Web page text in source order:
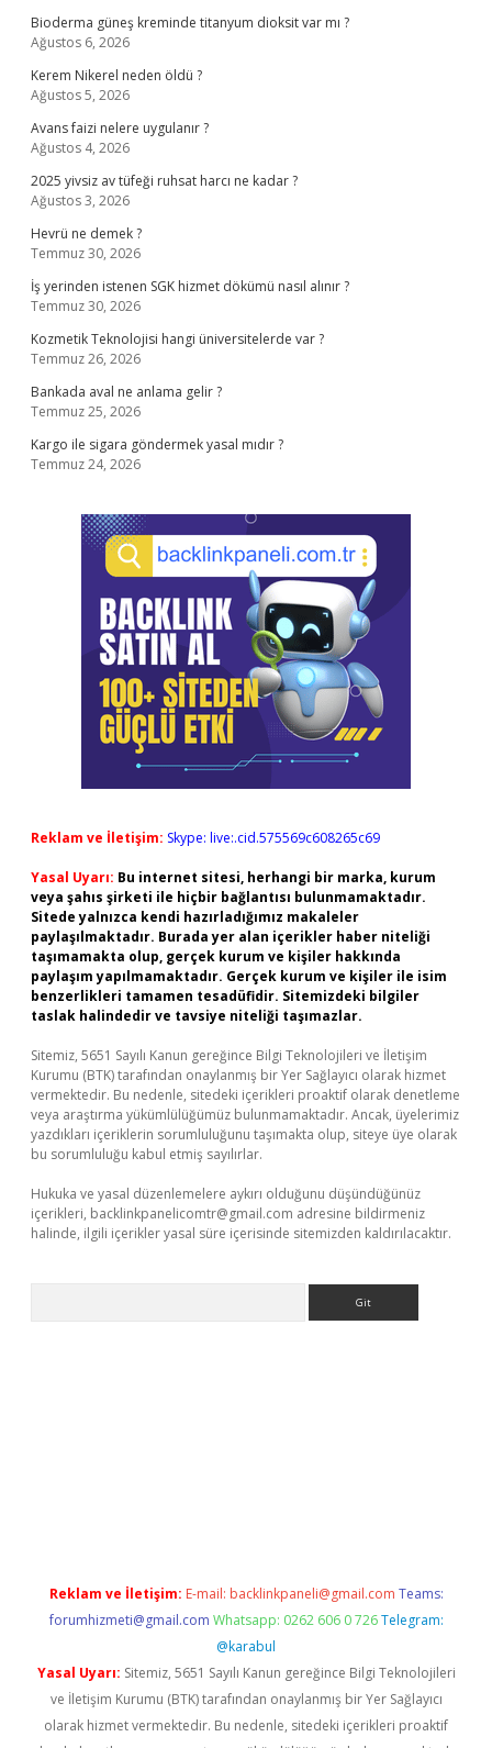
Bioderma güneş kreminde titanyum dioksit var mı ?
Ağustos 6, 2026
Kerem Nikerel neden öldü ?
Ağustos 5, 2026
Avans faizi nelere uygulanır ?
Ağustos 4, 2026
2025 yivsiz av tüfeği ruhsat harcı ne kadar ?
Ağustos 3, 2026
Hevrü ne demek ?
Temmuz 30, 2026
İş yerinden istenen SGK hizmet dökümü nasıl alınır ?
Temmuz 30, 2026
Kozmetik Teknolojisi hangi üniversitelerde var ?
Temmuz 26, 2026
Bankada aval ne anlama gelir ?
Temmuz 25, 2026
Kargo ile sigara göndermek yasal mıdır ?
Temmuz 24, 2026
Reklam ve İletişim: Skype: live:.cid.575569c608265c69
Yasal Uyarı: Bu internet sitesi, herhangi bir marka, kurum
veya şahıs şirketi ile hiçbir bağlantısı bulunmamaktadır.
Sitede yalnızca kendi hazırladığımız makaleler
paylaşılmaktadır. Burada yer alan içerikler haber niteliği
taşımamakta olup, gerçek kurum ve kişiler hakkında
paylaşım yapılmamaktadır. Gerçek kurum ve kişiler ile isim
benzerlikleri tamamen tesadüfidir. Sitemizdeki bilgiler
taslak halindedir ve tavsiye niteliği taşımazlar.
Sitemiz, 5651 Sayılı Kanun gereğince Bilgi Teknolojileri ve İletişim
Kurumu (BTK) tarafından onaylanmış bir Yer Sağlayıcı olarak hizmet
vermektedir. Bu nedenle, sitedeki içerikleri proaktif olarak denetleme
veya araştırma yükümlülüğümüz bulunmamaktadır. Ancak, üyelerimiz
yazdıkları içeriklerin sorumluluğunu taşımakta olup, siteye üye olarak
bu sorumluluğu kabul etmiş sayılırlar.
Hukuka ve yasal düzenlemelere aykırı olduğunu düşündüğünüz
içerikleri, backlinkpanelicomtr@gmail.com adresine bildirmeniz
halinde, ilgili içerikler yasal süre içerisinde sitemizden kaldırılacaktır.
Reklam ve İletişim: E-mail: backlinkpaneli@gmail.com Teams:
forumhizmeti@gmail.com Whatsapp: 0262 606 0 726 Telegram:
@karabul
Yasal Uyarı: Sitemiz, 5651 Sayılı Kanun gereğince Bilgi Teknolojileri
ve İletişim Kurumu (BTK) tarafından onaylanmış bir Yer Sağlayıcı
olarak hizmet vermektedir. Bu nedenle, sitedeki içerikleri proaktif